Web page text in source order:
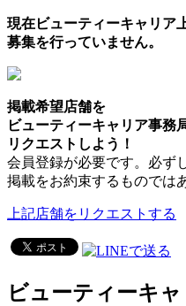
現在ビューティーキャリア
募集を行っていません。
掲載希望店舗を
ビューティーキャリア事務
リクエストしよう！
会員登録が必要です。必ず
掲載をお約束するものでは
上記店舗をリクエストする
ビューティーキ